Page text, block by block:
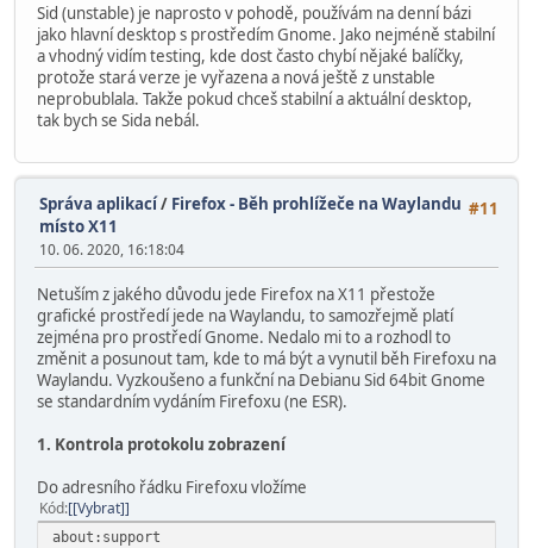
Sid (unstable) je naprosto v pohodě, používám na denní bázi
jako hlavní desktop s prostředím Gnome. Jako nejméně stabilní
a vhodný vidím testing, kde dost často chybí nějaké balíčky,
protože stará verze je vyřazena a nová ještě z unstable
neprobublala. Takže pokud chceš stabilní a aktuální desktop,
tak bych se Sida nebál.
#11
Správa aplikací/ Firefox - Běh prohlížeče na Waylandu
místo X11
10. 06. 2020, 16:18:04
Netuším z jakého důvodu jede Firefox na X11 přestože
grafické prostředí jede na Waylandu, to samozřejmě platí
zejména pro prostředí Gnome. Nedalo mi to a rozhodl to
změnit a posunout tam, kde to má být a vynutil běh Firefoxu na
Waylandu. Vyzkoušeno a funkční na Debianu Sid 64bit Gnome
se standardním vydáním Firefoxu (ne ESR).
1. Kontrola protokolu zobrazení
Do adresního řádku Firefoxu vložíme
Kód [Vybrat]
about:support